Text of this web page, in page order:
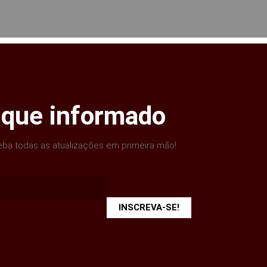
informado
todas as atualizações em primeira mão!
INSCREVA-SE!